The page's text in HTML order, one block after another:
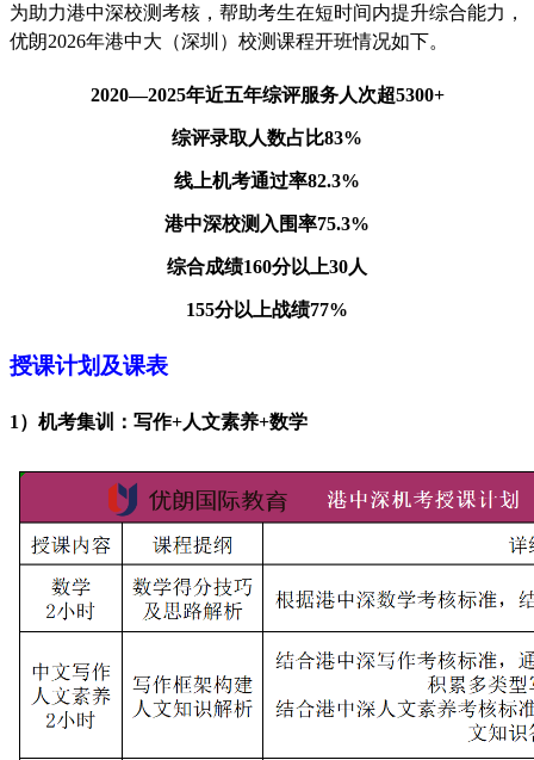
为助力港中深校测考核，帮助考生在短时间内提升综合能力，
优朗2026年港中大（深圳）校测课程开班情况如下。
2020—2025年近五年综评服务人次超5300+
综评录取人数占比83%
线上机考通过率82.3%
港中深校测入围率75.3%
综合成绩160分以上30人
155分以上战绩77%
授课计划及课表
1）机考集训：写作+人文素养+数学